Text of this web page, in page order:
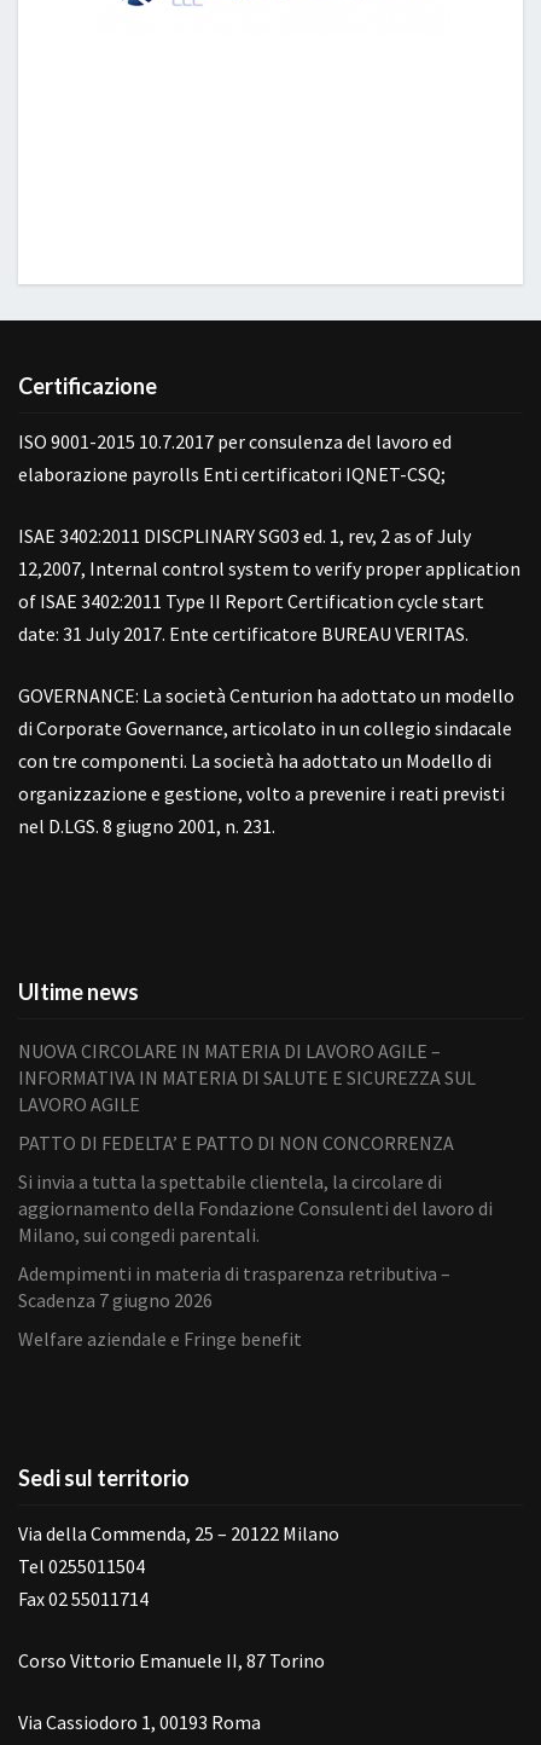
Certificazione
ISO 9001-2015 10.7.2017 per consulenza del lavoro ed
elaborazione payrolls Enti certificatori IQNET-CSQ;
ISAE 3402:2011 DISCPLINARY SG03 ed. 1, rev, 2 as of July
12,2007, Internal control system to verify proper application
of ISAE 3402:2011 Type II Report Certification cycle start
date: 31 July 2017. Ente certificatore BUREAU VERITAS.
GOVERNANCE: La società Centurion ha adottato un modello
di Corporate Governance, articolato in un collegio sindacale
con tre componenti. La società ha adottato un Modello di
organizzazione e gestione, volto a prevenire i reati previsti
nel D.LGS. 8 giugno 2001, n. 231.
Ultime news
NUOVA CIRCOLARE IN MATERIA DI LAVORO AGILE –
INFORMATIVA IN MATERIA DI SALUTE E SICUREZZA SUL
LAVORO AGILE
PATTO DI FEDELTA’ E PATTO DI NON CONCORRENZA
Si invia a tutta la spettabile clientela, la circolare di
aggiornamento della Fondazione Consulenti del lavoro di
Milano, sui congedi parentali.
Adempimenti in materia di trasparenza retributiva –
Scadenza 7 giugno 2026
Welfare aziendale e Fringe benefit
Sedi sul territorio
Via della Commenda, 25 – 20122 Milano
Tel 0255011504
Fax 02 55011714
Corso Vittorio Emanuele II, 87 Torino
Via Cassiodoro 1, 00193 Roma